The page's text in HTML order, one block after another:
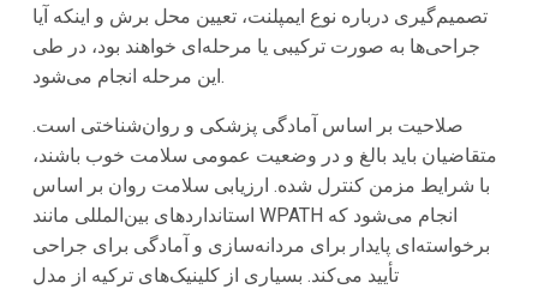
تصمیم‌گیری درباره نوع ایمپلنت، تعیین محل برش و اینکه آیا
جراحی‌ها به صورت ترکیبی یا مرحله‌ای خواهند بود، در طی
این مرحله انجام می‌شود.
صلاحیت بر اساس آمادگی پزشکی و روان‌شناختی است.
متقاضیان باید بالغ و در وضعیت عمومی سلامت خوب باشند،
با شرایط مزمن کنترل شده. ارزیابی سلامت روان بر اساس
استانداردهای بین‌المللی مانند WPATH انجام می‌شود که
برخواسته‌ای پایدار برای مردانه‌سازی و آمادگی برای جراحی
تأیید می‌کند. بسیاری از کلینیک‌های ترکیه از مدل